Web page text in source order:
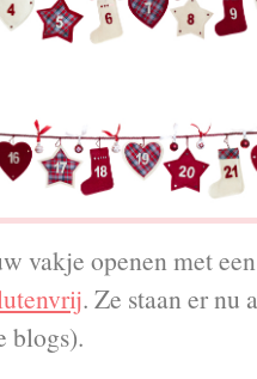
vakje openen met
. Ze staan er nu
blogs).